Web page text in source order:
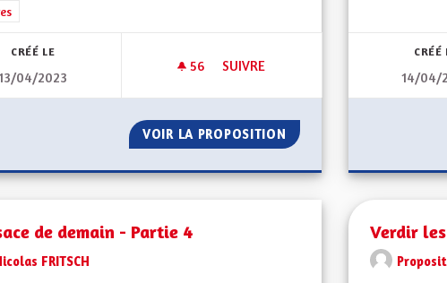
les résultats de la catégorie : Autres
CRÉÉ LE
04/2023
56 56 ABONNÉS
SUIVRE
S'ENGAGER POUR LA RÉNOVATION
VOIR LA PROPOSITION S'ENGAGER POUR LA
CRÉÉ
14/04/
de demain - Partie 4
FRITSCH
Verdir